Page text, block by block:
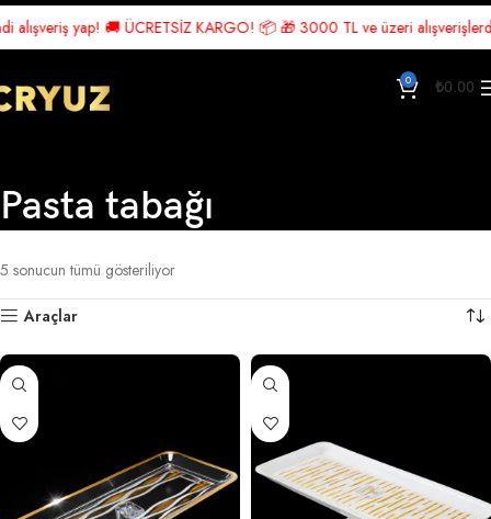
yap! 🚚 ÜCRETSİZ KARGO! 📦 🎁 3000 TL ve üzeri alışverişlerde
0 ₺0.00
Pasta tabağı
5 sonucun tümü gösteriliyor
Araçlar